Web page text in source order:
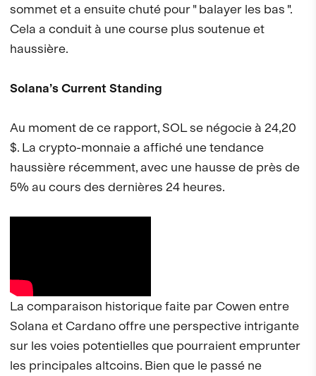
sommet et a ensuite chuté pour " balayer les bas ".
Cela a conduit à une course plus soutenue et
haussière.
Solana’s Current Standing
Au moment de ce rapport, SOL se négocie à 24,20
$. La crypto-monnaie a affiché une tendance
haussière récemment, avec une hausse de près de
5% au cours des dernières 24 heures.
La comparaison historique faite par Cowen entre
Solana et Cardano offre une perspective intrigante
sur les voies potentielles que pourraient emprunter
les principales altcoins. Bien que le passé ne